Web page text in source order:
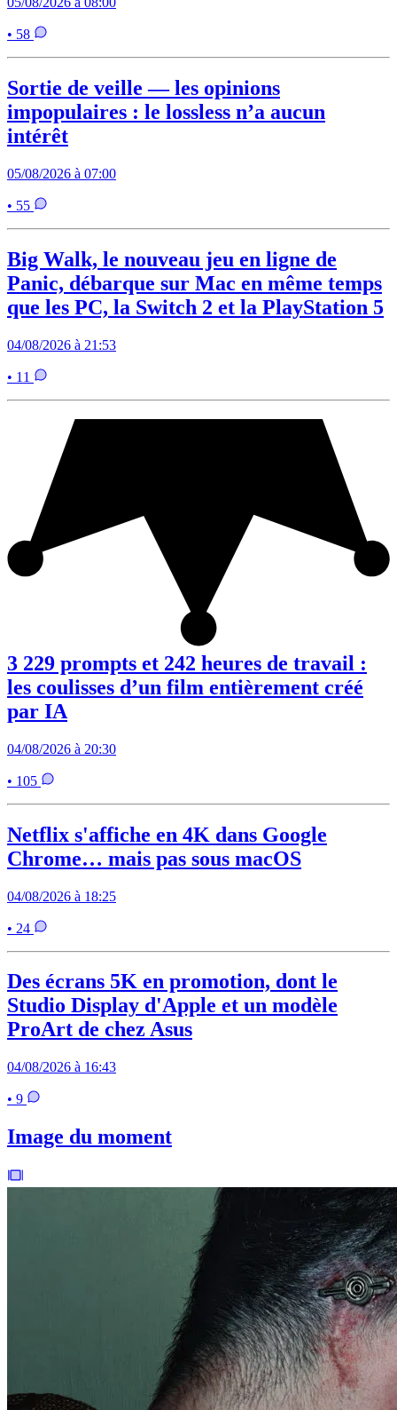
• 58
Sortie de veille — les opinions
impopulaires : le lossless n’a aucun
intérêt
05/08/2026 à 07:00
• 55
Big Walk, le nouveau jeu en ligne de
Panic, débarque sur Mac en même temps
que les PC, la Switch 2 et la PlayStation 5
04/08/2026 à 21:53
• 11
3 229 prompts et 242 heures de travail :
les coulisses d’un film entièrement créé
par IA
04/08/2026 à 20:30
• 105
Netflix s'affiche en 4K dans Google
Chrome… mais pas sous macOS
04/08/2026 à 18:25
• 24
Des écrans 5K en promotion, dont le
Studio Display d'Apple et un modèle
ProArt de chez Asus
04/08/2026 à 16:43
• 9
Image du moment